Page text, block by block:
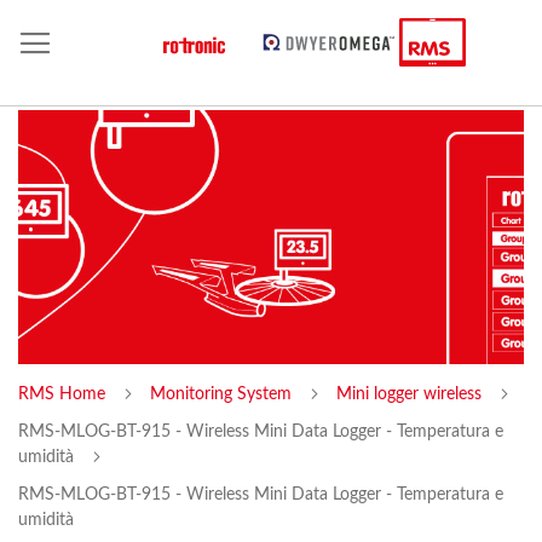
RMS Home Monitoring System Mini logger wireless
RMS-MLOG-BT-915 - Wireless Mini Data Logger - Temperatura e
umidità
RMS-MLOG-BT-915 - Wireless Mini Data Logger - Temperatura e
umidità